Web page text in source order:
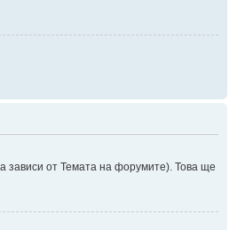
зависи от Темата на форумите). Това ще